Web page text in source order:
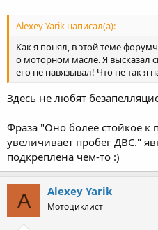
Alexey Yarik написал(а):
Как я понял, в этой теме
о моторном масле. Я высказал
его не навязывал! Что не так я
Здесь не любят
Фраза "Оно более стойкое
увеличивает пробег ДВС."
подкреплена чем-то :)
A Alexey Yarik
Мотоциклист